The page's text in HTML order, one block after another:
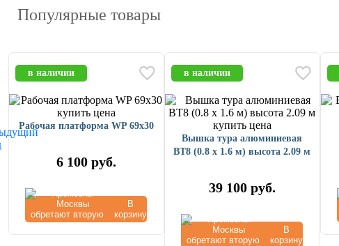
Популярные товары
в наличии
Рабочая платформа WP 69x30
6 100 руб.
В
корзину
в наличии
Вышка тура алюминиевая
ВТ8 (0.8 х 1.6 м) высота 2.09 м
39 100 руб.
В
корзину